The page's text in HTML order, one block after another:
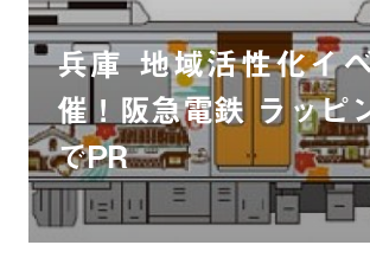
兵庫 地域活性化イ
催！阪急電鉄 ラッピ
でPR